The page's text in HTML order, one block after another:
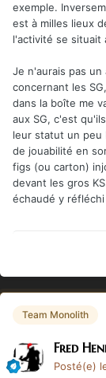
exemple.
est à milles lieux
l'activité se situait
Je n'aurais pas
concernant les
dans la boîte me
aux SG, c'est
leur statut un peu
de jouabilité en
figs (ou carton)
devant les gros
échaudé y
Team Monolith
Fred
Posté(e)